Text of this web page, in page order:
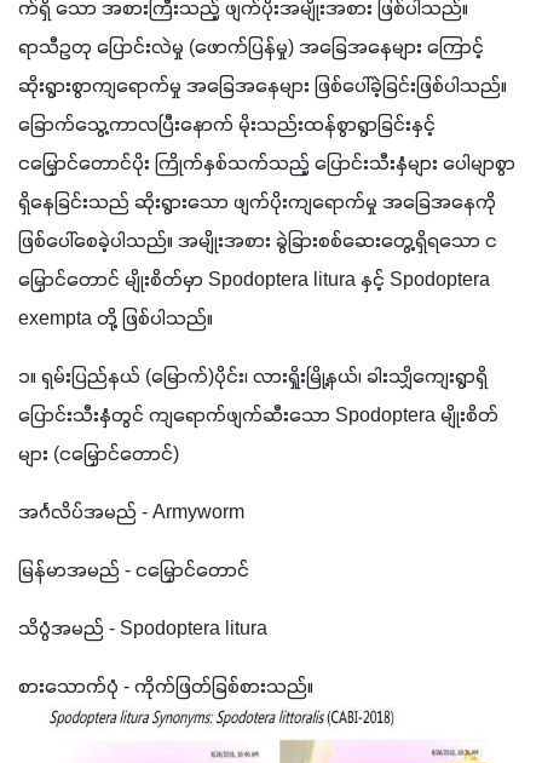
က်ရှိ သော အစားကြီးသည့် ဖျက်ပိုးအမျိုးအစား ဖြစ်ပါသည်။
ရာသီဥတု ပြောင်းလဲမှု (ဖောက်ပြန်မှု) အခြေအနေများ ကြောင့်
ဆိုးရွားစွာကျရောက်မှု အခြေအနေများ ဖြစ်ပေါ်ခဲ့ခြင်းဖြစ်ပါသည်။
ခြောက်သွေ့ကာလပြီးနောက် မိုးသည်းထန်စွာရွာခြင်းနှင့်
ငမြှောင်တောင်ပိုး ကြိုက်နှစ်သက်သည့် ပြောင်းသီးနှံများ ပေါမျာစွာ
ရှိနေခြင်းသည် ဆိုးရွားသော ဖျက်ပိုးကျရောက်မှု အခြေအနေကို
ဖြစ်ပေါ်စေခဲ့ပါသည်။ အမျိုးအစား ခွဲခြားစစ်ဆေးတွေ့ရှိရသော င
မြှောင်တောင် မျိုးစိတ်မှာ Spodoptera litura နှင့် Spodoptera
exempta တို့ ဖြစ်ပါသည်။
၁။ ရှမ်းပြည်နယ် (မြောက်)ပိုင်း၊ လားရှိုးမြို့နယ်၊ ခါးသျှိကျေးရွာရှိ
ပြောင်းသီးနှံတွင် ကျရောက်ဖျက်ဆီးသော Spodoptera မျိုးစိတ်
များ (ငမြှောင်တောင်)
အင်္ဂလိပ်အမည် - Armyworm
မြန်မာအမည် - ငမြှောင်တောင်
သိပ္ပံအမည် - Spodoptera litura
စားသောက်ပုံ - ကိုက်ဖြတ်ခြစ်စားသည်။